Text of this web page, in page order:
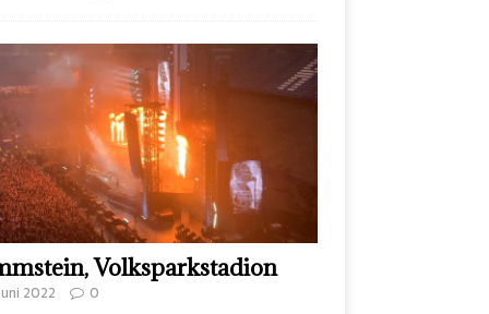
Volksparkstadion
2022 0